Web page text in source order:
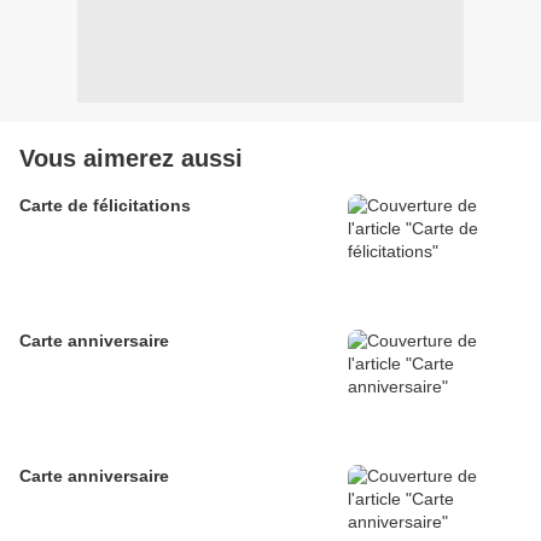
Vous aimerez aussi
Carte de félicitations
Carte anniversaire
Carte anniversaire